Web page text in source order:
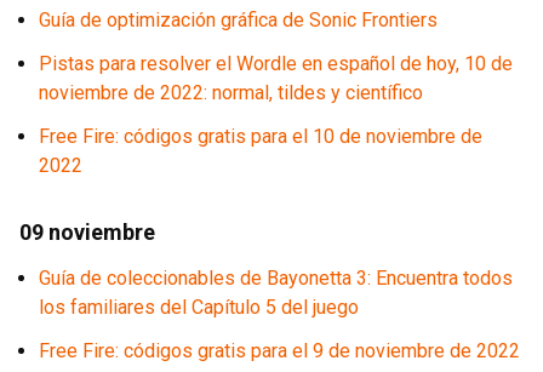
Guía de optimización gráfica de Sonic Frontiers
Pistas para resolver el Wordle en español de hoy, 10 de
noviembre de 2022: normal, tildes y científico
Free Fire: códigos gratis para el 10 de noviembre de
2022
09 noviembre
Guía de coleccionables de Bayonetta 3: Encuentra todos
los familiares del Capítulo 5 del juego
Free Fire: códigos gratis para el 9 de noviembre de 2022